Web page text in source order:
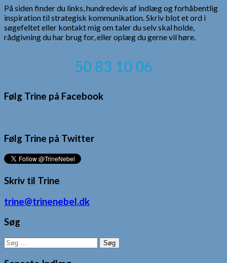
På siden finder du links, hundredevis af indlæg og forhåbentlig
inspiration til strategisk kommunikation. Skriv blot et ord i
søgefeltet eller kontakt mig om taler du selv skal holde,
rådgivning du har brug for, eller oplæg du gerne vil høre.
50 83 10 06
Følg Trine på Facebook
Følg Trine på Twitter
Skriv til Trine
trine@trinenebel.dk
Søg
Søg
efter: